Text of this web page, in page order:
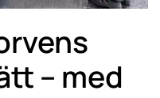
– med